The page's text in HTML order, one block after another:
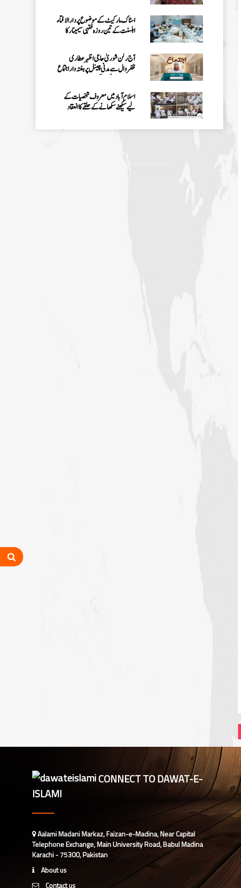
اسٹاک مارکیٹ کے موضوع پر دارالافتاء
اہلسنت کے تین روزہ فقہی سیمینار کا
آج رکن شوریٰ حاجی اظہرعطاری
ظفروال سے مدنی چینل پر ہفتہ وار اجتماع
اسلام آباد میں معروف شخصیات کے
لیے سیکھنے سکھانے کے حلقے کا انعقاد
کراچی میں ایگریکلچر اینڈ لائیو اسٹاک سے
CONNECT TO DAWAT-E-
ISLAMI
Aalami Madani Markaz, Faizan-e-Madina, Near Capital
Telephone Exchange, Main University Road, Babul Madina
Karachi - 75300, Pakistan
About us
Contact us